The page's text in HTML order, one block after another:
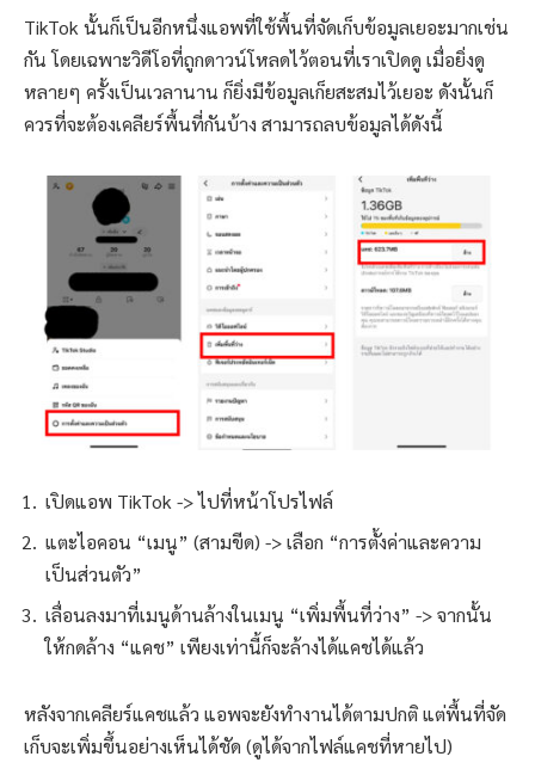
TikTok นั้นก็เป็นอีกหนึ่งแอพที่ใช้พื้นที่จัดเก็บข้อมูลเยอะมากเช่น
กัน โดยเฉพาะวิดีโอที่ถูกดาวน์โหลดไว้ตอนที่เราเปิดดู เมื่อยิ่งดู
หลายๆ ครั้งเป็นเวลานาน ก็ยิ่งมีข้อมูลเก็ยสะสมไว้เยอะ ดังนั้นก็
ควรที่จะต้องเคลียร์พื้นที่กันบ้าง สามารถลบข้อมูลได้ดังนี้
เปิดแอพ TikTok -> ไปที่หน้าโปรไฟล์
แตะไอคอน “เมนู” (สามขีด) -> เลือก “การตั้งค่าและความ
เป็นส่วนตัว”
เลื่อนลงมาที่เมนูด้านล้างในเมนู “เพิ่มพื้นที่ว่าง” -> จากนั้น
ให้กดล้าง “แคช” เพียงเท่านี้ก็จะล้างได้แคชได้แล้ว
หลังจากเคลียร์แคชแล้ว แอพจะยังทำงานได้ตามปกติ แต่พื้นที่จัด
เก็บจะเพิ่มขึ้นอย่างเห็นได้ชัด (ดูได้จากไฟล์แคชที่หายไป)